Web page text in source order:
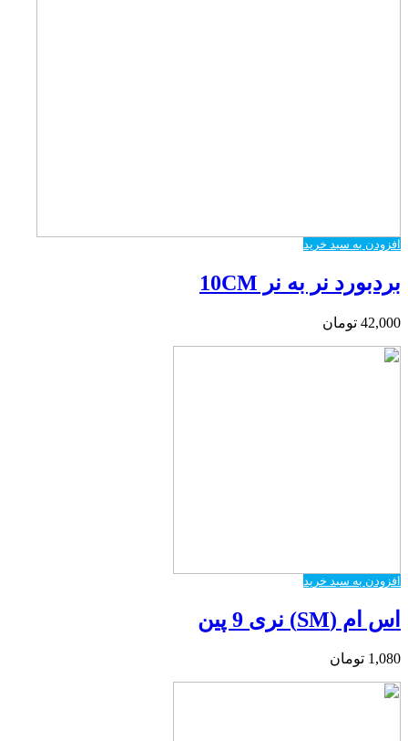
افزودن به سبد خرید
بردبورد نر به نر 10CM
42,000 تومان
افزودن به سبد خرید
اس ام (SM) نری 9 پین
1,080 تومان